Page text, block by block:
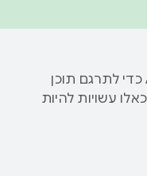
‫Google משתמשת בטכנולוגיית AI כדי לתרגם תוכן
עשויות להיות